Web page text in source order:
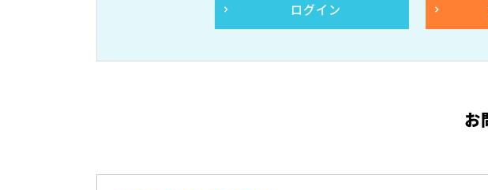
ログイン
お